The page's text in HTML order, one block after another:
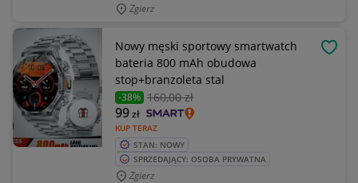
Zgierz
Nowy męski sportowy smartwatch
bateria 800 mAh obudowa
stop+branzoleta stal
-38% 160,00 zł
KUP TERAZ
99zł
STAN: NOWY
SPRZEDAJĄCY: OSOBA PRYWATNA
Zgierz